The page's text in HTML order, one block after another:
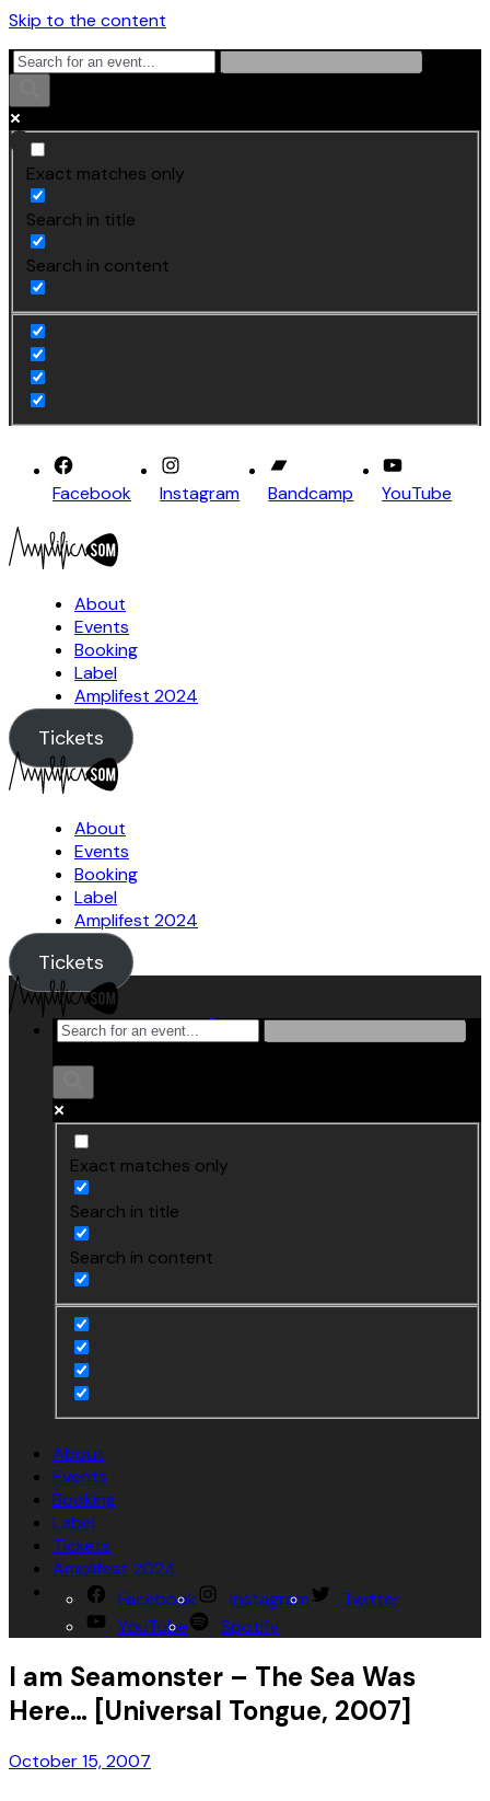
Skip to the content
Exact matches only
Search in title
Search in content
Facebook Instagram Bandcamp YouTube
About
Events
Booking
Label
Amplifest 2024
Tickets
About
Events
Booking
Label
Amplifest 2024
Tickets
Exact matches only
Search in title
Search in content
About
Events
Booking
Label
Tickets
Amplifest 2024
Facebook
Instagram
Twitter
YouTube
Spotify
I am Seamonster – The Sea Was
Here… [Universal Tongue, 2007]
October 15, 2007